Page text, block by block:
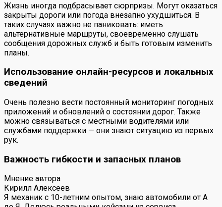
Жизнь иногда подбрасывает сюрпризы. Могут оказаться
закрыты дороги или погода внезапно ухудшиться. В
таких случаях важно не паниковать: иметь
альтернативные маршруты, своевременно слушать
сообщения дорожных служб и быть готовым изменить
планы.
Использование онлайн-ресурсов и локальных
сведений
Очень полезно вести постоянный мониторинг погодных
приложений и обновлений о состоянии дорог. Также
можно связываться с местными водителями или
службами поддержки — они знают ситуацию из первых
рук.
Важность гибкости и запасных планов
Мнение автора
Кирилл Алексеев
Я механик с 10-летним опытом, знаю автомобили от А